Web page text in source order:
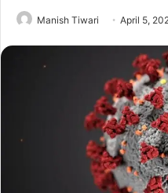
Manish Tiwari April 5,